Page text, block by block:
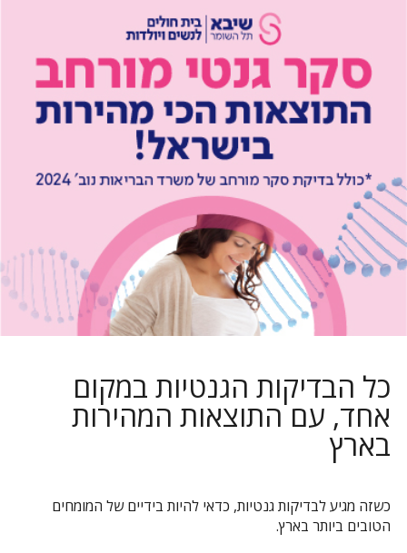
כל הבדיקות הגנטיות במקום
אחד, עם התוצאות המהירות
בארץ
כשזה מגיע לבדיקות גנטיות, כדאי להיות בידיים של המומחים
הטובים ביותר בארץ.